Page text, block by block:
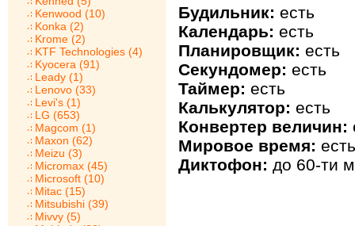
Kenwood (10)
Konka (2)
Krome (2)
KTF Technologies (4)
Kyocera (91)
Leady (1)
Lenovo (33)
Levi's (1)
LG (653)
Magcom (1)
Maxon (62)
Meizu (3)
Micromax (45)
Microsoft (10)
Mitac (15)
Mitsubishi (39)
Mivvy (5)
Будильник: есть
Календарь: есть
Планировщик: есть
Секундомер: есть
Таймер: есть
Калькулятор: есть
Конвертер величин:
Мировое время: есть
Диктофон: до 60-ти